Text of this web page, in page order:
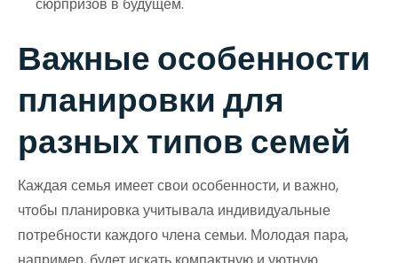
Важные особенности
планировки для
разных типов семей
Каждая семья имеет свои особенности, и важно,
чтобы планировка учитывала индивидуальные
потребности каждого члена семьи. Молодая пара,